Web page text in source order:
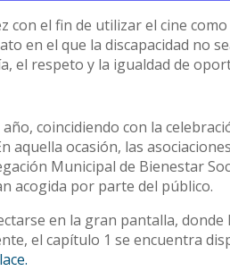
con el fin de utilizar el cine
en el que la discapacidad no
el respeto y la igualdad de
coincidiendo con la
aquella ocasión, las
Municipal de Bienestar
acogida por parte del público.
en la gran pantalla,
el capítulo 1 se encuentra